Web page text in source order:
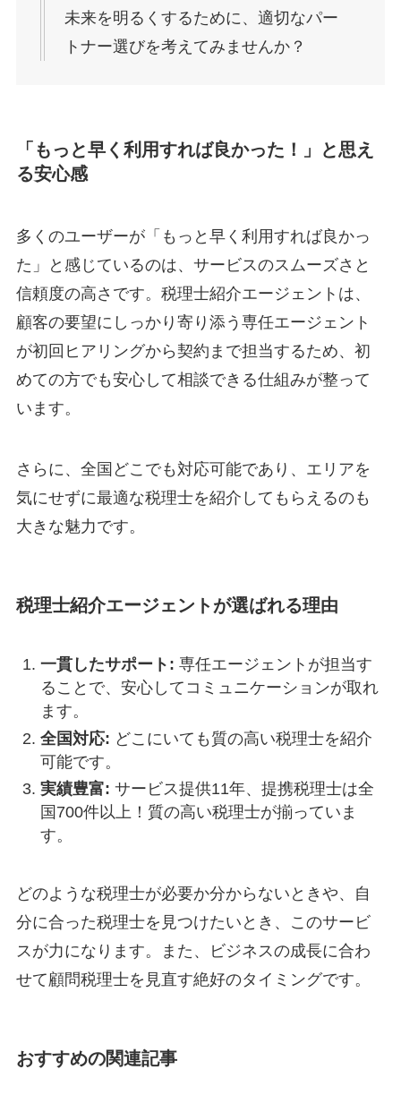
未来を明るくするために、適切なパー
トナー選びを考えてみませんか？
「もっと早く利用すれば良かった！」と思え
る安心感
多くのユーザーが「もっと早く利用すれば良かっ
た」と感じているのは、サービスのスムーズさと
信頼度の高さです。税理士紹介エージェントは、
顧客の要望にしっかり寄り添う専任エージェント
が初回ヒアリングから契約まで担当するため、初
めての方でも安心して相談できる仕組みが整って
います。
さらに、全国どこでも対応可能であり、エリアを
気にせずに最適な税理士を紹介してもらえるのも
大きな魅力です。
税理士紹介エージェントが選ばれる理由
一貫したサポート: 専任エージェントが担当す
ることで、安心してコミュニケーションが取れ
ます。
全国対応: どこにいても質の高い税理士を紹介
可能です。
実績豊富: サービス提供11年、提携税理士は全
国700件以上！質の高い税理士が揃っていま
す。
どのような税理士が必要か分からないときや、自
分に合った税理士を見つけたいとき、このサービ
スが力になります。また、ビジネスの成長に合わ
せて顧問税理士を見直す絶好のタイミングです。
おすすめの関連記事